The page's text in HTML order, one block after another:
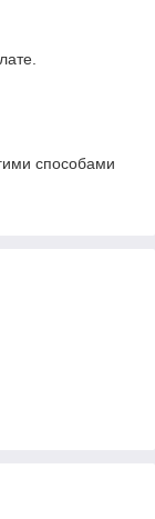
способами